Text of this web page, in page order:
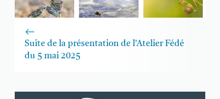
Suite de la présentation de l’Atelier Fédé
du 5 mai 2025